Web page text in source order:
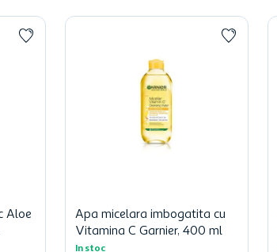
Aloe
Apa micelara imbogatita cu
Vitamina C Garnier, 400 ml
In stoc